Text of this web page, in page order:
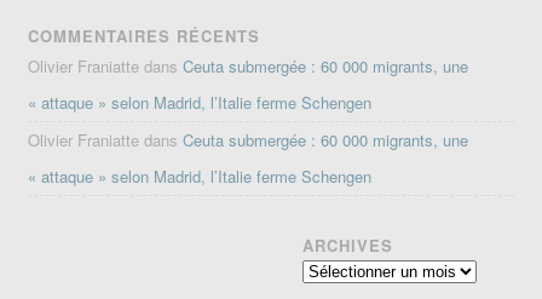
COMMENTAIRES RÉCENTS
Olivier Franiatte dansCeuta submergée : 60 000 migrants, une
« attaque » selon Madrid, l’Italie ferme Schengen
Olivier Franiatte dansCeuta submergée : 60 000 migrants, une
« attaque » selon Madrid, l’Italie ferme Schengen
ARCHIVES
Archives